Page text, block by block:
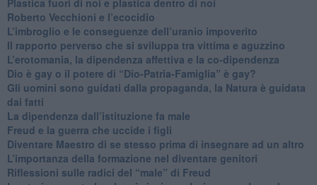
​Roberto Vecchioni e l’ecocidio
​L’imbroglio e le conseguenze dell’uranio impoverito
​Il rapporto perverso che si sviluppa tra vittima e aguzzino
L’erotomania, la dipendenza affettiva e la co-dipendenza
​Dio è gay o il potere di “Dio-Patria-Famiglia” è gay?
​Gli uomini sono guidati dalla propaganda, la Natura è guidata
dai fatti
La dipendenza dall’istituzione fa male
​Freud e la guerra che uccide i figli
​Diventare Maestro di se stesso prima di insegnare ad un altro
L’importanza della formazione nel diventare genitori
Riflessioni sulle radici del “male” di Freud